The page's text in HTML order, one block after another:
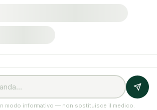
modo informativo — non sostituisce il medico.